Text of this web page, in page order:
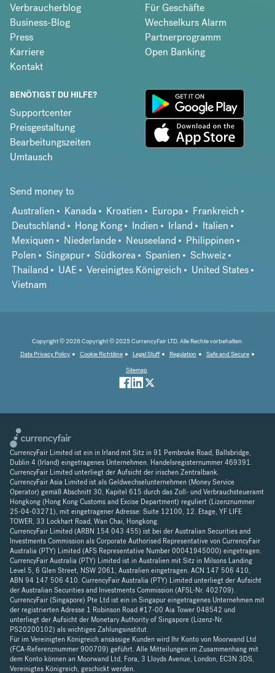
Verbraucherblog
Business-Blog
Press
Karriere
Kontakt
Für Geschäfte
Wechselkurs Alarm
Partnerprogramm
Open Banking
BENÖTIGST DU HILFE?
Supportcenter
Preisgestaltung
Bearbeitungszeiten
Umtausch
Send money to
Australien
Kanada Kroatien Europa
Frankreich
Deutschland
Hong Kong Indien Irland
Italien
Mexiquen
Niederlande Neuseeland
Philippinen
Polen
Singapur Südkorea Spanien
Schweiz
Thailand
UAE Vereinigtes Königreich
United States
Vietnam
Copyright © 2026 Copyright © 2025 CurrencyFair LTD. Alle Rechte vorbehalten.
Data Privacy Policy
Cookie Richtiline Legal Stuff Regulation
Safe and Secure
Sitemap
CurrencyFair Limited ist ein in Irland mit Sitz in 91 Pembroke Road, Ballsbridge,
Dublin 4 (Irland) eingetragenes Unternehmen. Handelsregisternummer 469391.
CurrencyFair Limited unterliegt der Aufsicht der irischen Zentralbank.
CurrencyFair Asia Limited ist als Geldwechselunternehmen (Money Service
Operator) gemäß Abschnitt 30, Kapitel 615 durch das Zoll- und Verbrauchsteueramt
Hongkong (Hong Kong Customs and Excise Department) reguliert (Lizenznummer
25-04-03271), mit eingetragener Adresse: Suite 12100, 12. Etage, YF LIFE
TOWER, 33 Lockhart Road, Wan Chai, Hongkong.
CurrencyFair Limited (ARBN 154 043 455) ist bei der Australian Securities and
Investments Commission als Corporate Authorised Representative von CurrencyFair
Australia (PTY) Limited (AFS Representative Number 00041945000) eingetragen.
CurrencyFair Australia (PTY) Limited ist in Australien mit Sitz in Milsons Landing
Level 5, 6 Glen Street, NSW 2061, Australien eingetragen. ACN 147 506 410,
ABN 94 147 506 410. CurrencyFair Australia (PTY) Limited unterliegt der Aufsicht
der Australian Securities and Investments Commission (AFSL-Nr. 402709).
CurrencyFair (Singapore) Pte Ltd ist ein in Singapur eingetragenes Unternehmen mit
der registrierten Adresse 1 Robinson Road #17-00 Aia Tower 048542 und
unterliegt der Aufsicht der Monetary Authority of Singapore (Lizenz-Nr.
PS20200102) als wichtiges Zahlungsinstitut.
Für im Vereinigten Königreich ansässige Kunden wird Ihr Konto von Moorwand Ltd
(FCA-Referenznummer 900709) geführt. Alle Mitteilungen im Zusammenhang mit
dem Konto können an Moorwand Ltd, Fora, 3 Lloyds Avenue, London, EC3N 3DS,
Vereinigtes Königreich, geschickt werden.